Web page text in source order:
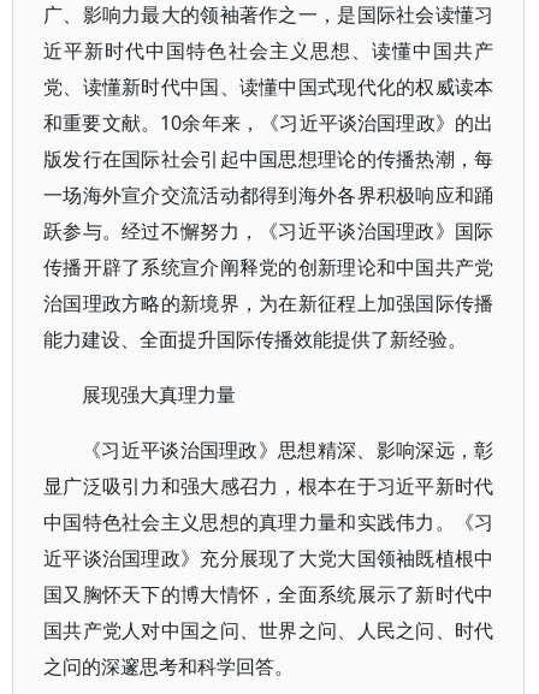
广、影响力最大的领袖著作之一，是国际社会读懂习
近平新时代中国特色社会主义思想、读懂中国共产
党、读懂新时代中国、读懂中国式现代化的权威读本
和重要文献。10余年来，《习近平谈治国理政》的出
版发行在国际社会引起中国思想理论的传播热潮，每
一场海外宣介交流活动都得到海外各界积极响应和踊
跃参与。经过不懈努力，《习近平谈治国理政》国际
传播开辟了系统宣介阐释党的创新理论和中国共产党
治国理政方略的新境界，为在新征程上加强国际传播
能力建设、全面提升国际传播效能提供了新经验。
展现强大真理力量
《习近平谈治国理政》思想精深、影响深远，彰
显广泛吸引力和强大感召力，根本在于习近平新时代
中国特色社会主义思想的真理力量和实践伟力。《习
近平谈治国理政》充分展现了大党大国领袖既植根中
国又胸怀天下的博大情怀，全面系统展示了新时代中
国共产党人对中国之问、世界之问、人民之问、时代
之问的深邃思考和科学回答。